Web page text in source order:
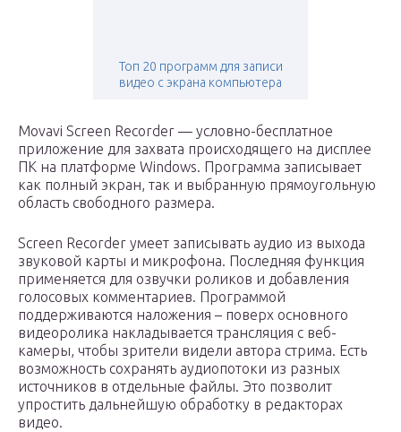
Топ 20 программ для записи
видео с экрана компьютера
Movavi Screen Recorder — условно-бесплатное
приложение для захвата происходящего на дисплее
ПК на платформе Windows. Программа записывает
как полный экран, так и выбранную прямоугольную
область свободного размера.
Screen Recorder умеет записывать аудио из выхода
звуковой карты и микрофона. Последняя функция
применяется для озвучки роликов и добавления
голосовых комментариев. Программой
поддерживаются наложения – поверх основного
видеоролика накладывается трансляция с веб-
камеры, чтобы зрители видели автора стрима. Есть
возможность сохранять аудиопотоки из разных
источников в отдельные файлы. Это позволит
упростить дальнейшую обработку в редакторах
видео.